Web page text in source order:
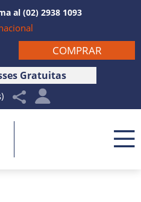
al (02) 2938 1093
Gratuitas
COMPRAR